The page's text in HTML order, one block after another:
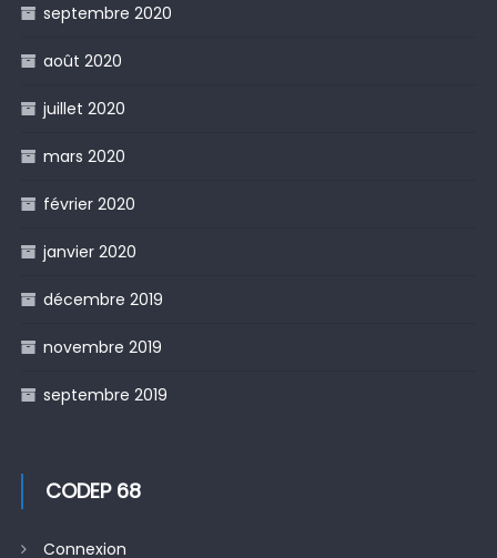
septembre 2020
août 2020
juillet 2020
mars 2020
février 2020
janvier 2020
décembre 2019
novembre 2019
septembre 2019
CODEP 68
Connexion